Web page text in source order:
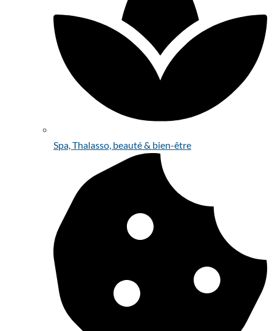
Spa, Thalasso, beauté & bien-être